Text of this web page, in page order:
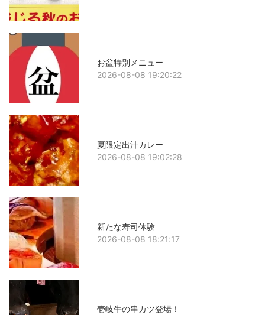
お盆特別メニュー
2026-08-08 19:20:22
夏限定出汁カレー
2026-08-08 19:02:28
新たな寿司体験
2026-08-08 18:21:17
壱岐牛の串カツ登場！